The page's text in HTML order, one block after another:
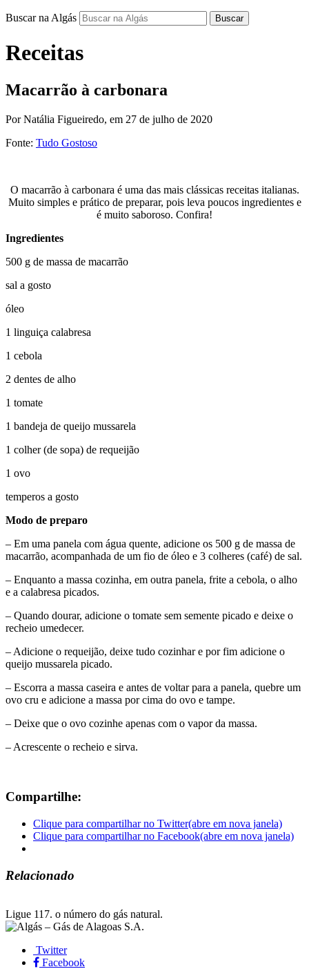
Buscar na Algás Buscar
Receitas
Macarrão à carbonara
Por Natália Figueiredo, em 27 de julho de 2020
Fonte: Tudo Gostoso
O macarrão à carbonara é uma das mais clássicas receitas italianas.
Muito simples e prático de preparar, pois leva poucos ingredientes e
é muito saboroso. Confira!
Ingredientes
500 g de massa de macarrão
sal a gosto
óleo
1 linguiça calabresa
1 cebola
2 dentes de alho
1 tomate
1 bandeja de queijo mussarela
1 colher (de sopa) de requeijão
1 ovo
temperos a gosto
Modo de preparo
– Em uma panela com água quente, adicione os 500 g de massa de
macarrão, acompanhada de um fio de óleo e 3 colheres (café) de sal.
– Enquanto a massa cozinha, em outra panela, frite a cebola, o alho
e a calabresa picados.
– Quando dourar, adicione o tomate sem semente picado e deixe o
recheio umedecer.
– Adicione o requeijão, deixe tudo cozinhar e por fim adicione o
queijo mussarela picado.
– Escorra a massa caseira e antes de voltar para a panela, quebre um
ovo cru e adicione a massa por cima do ovo e tampe.
– Deixe que o ovo cozinhe apenas com o vapor da massa.
– Acrescente o recheio e sirva.
Compartilhe:
Clique para compartilhar no Twitter(abre em nova janela)
Clique para compartilhar no Facebook(abre em nova janela)
Relacionado
Ligue 117. o número do gás natural.
Twitter
Facebook